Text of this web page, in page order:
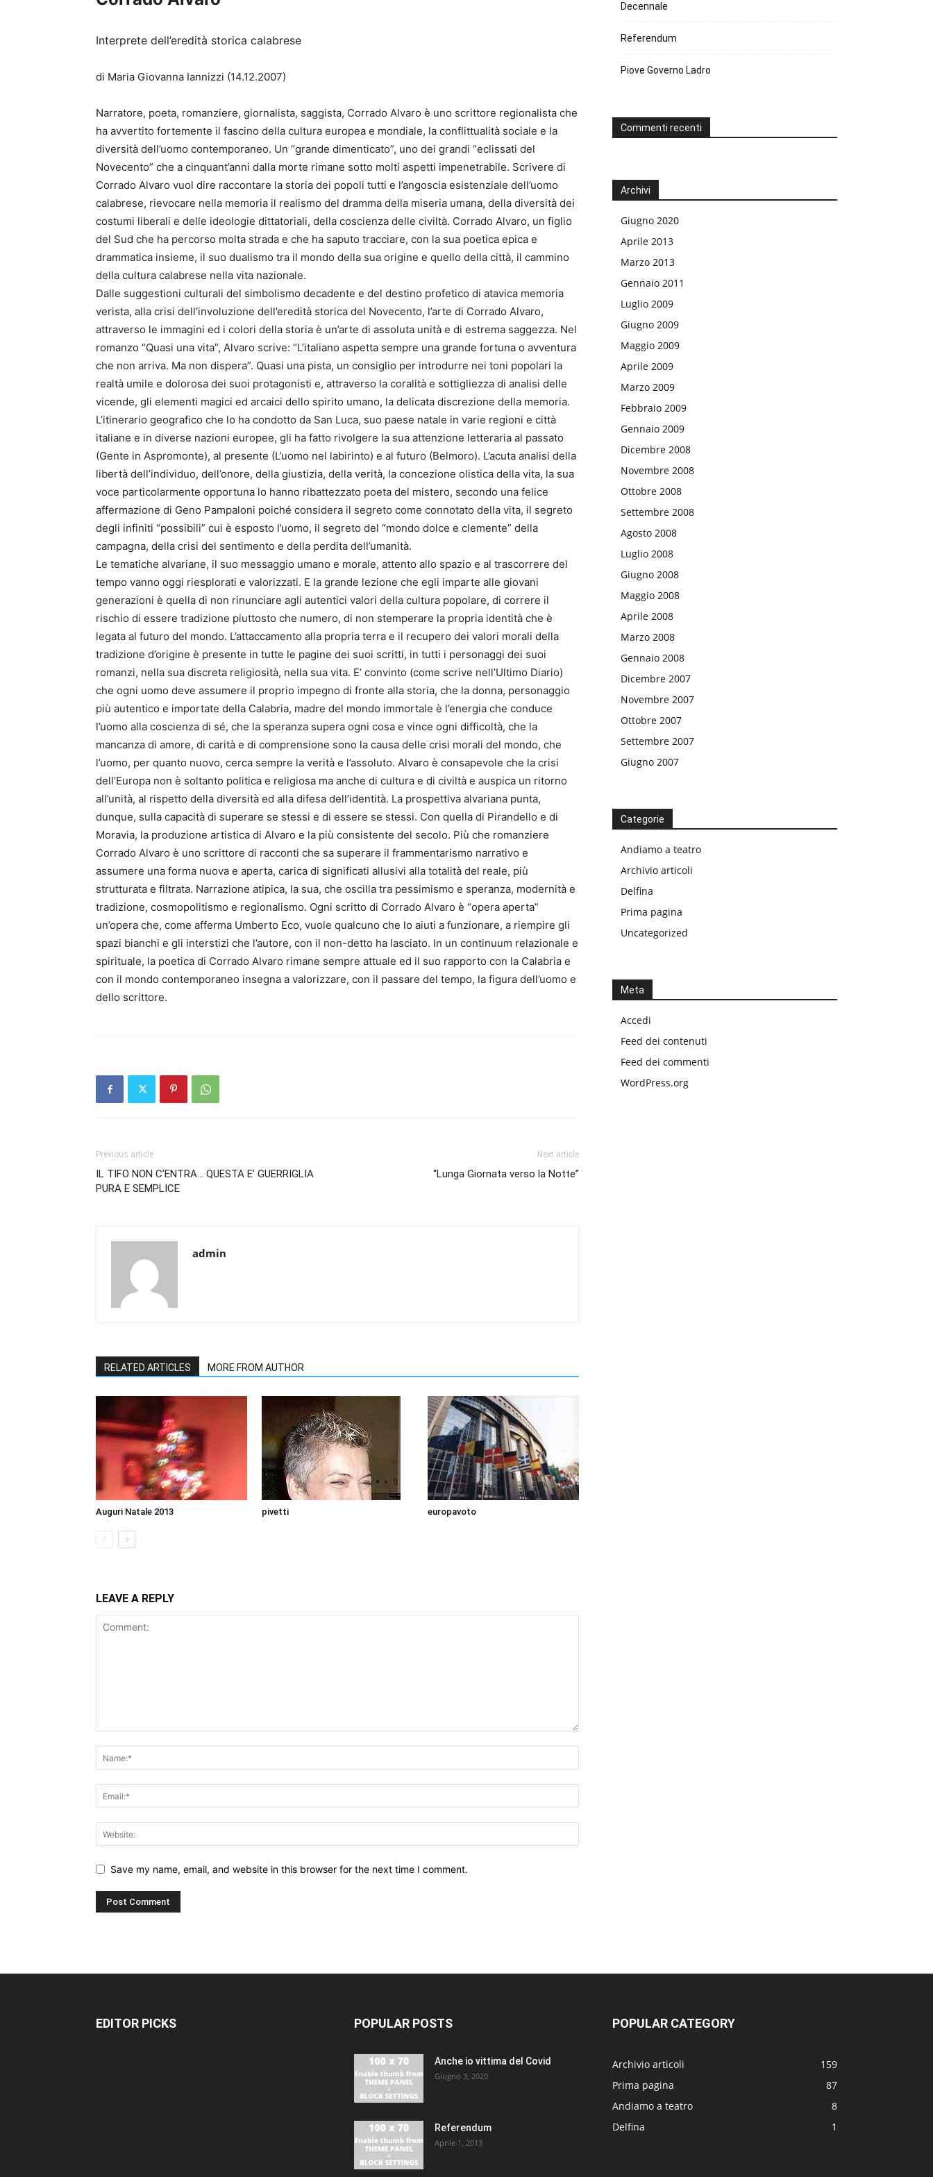
Interprete dell’eredità storica calabrese
di Maria Giovanna Iannizzi (14.12.2007)
Narratore, poeta, romanziere, giornalista, saggista, Corrado Alvaro è uno scrittore regionalista che
ha avvertito fortemente il fascino della cultura europea e mondiale, la conflittualità sociale e la
diversità dell’uomo contemporaneo. Un “grande dimenticato”, uno dei grandi “eclissati del
Novecento” che a cinquant’anni dalla morte rimane sotto molti aspetti impenetrabile. Scrivere di
Corrado Alvaro vuol dire raccontare la storia dei popoli tutti e l’angoscia esistenziale dell’uomo
calabrese, rievocare nella memoria il realismo del dramma della miseria umana, della diversità dei
costumi liberali e delle ideologie dittatoriali, della coscienza delle civiltà. Corrado Alvaro, un figlio
del Sud che ha percorso molta strada e che ha saputo tracciare, con la sua poetica epica e
drammatica insieme, il suo dualismo tra il mondo della sua origine e quello della città, il cammino
della cultura calabrese nella vita nazionale.
Dalle suggestioni culturali del simbolismo decadente e del destino profetico di atavica memoria
verista, alla crisi dell’involuzione dell’eredità storica del Novecento, l’arte di Corrado Alvaro,
attraverso le immagini ed i colori della storia è un’arte di assoluta unità e di estrema saggezza. Nel
romanzo “Quasi una vita”, Alvaro scrive: “L’italiano aspetta sempre una grande fortuna o avventura
che non arriva. Ma non dispera”. Quasi una pista, un consiglio per introdurre nei toni popolari la
realtà umile e dolorosa dei suoi protagonisti e, attraverso la coralità e sottigliezza di analisi delle
vicende, gli elementi magici ed arcaici dello spirito umano, la delicata discrezione della memoria.
L’itinerario geografico che lo ha condotto da San Luca, suo paese natale in varie regioni e città
italiane e in diverse nazioni europee, gli ha fatto rivolgere la sua attenzione letteraria al passato
(Gente in Aspromonte), al presente (L’uomo nel labirinto) e al futuro (Belmoro). L’acuta analisi della
libertà dell’individuo, dell’onore, della giustizia, della verità, la concezione olistica della vita, la sua
voce particolarmente opportuna lo hanno ribattezzato poeta del mistero, secondo una felice
affermazione di Geno Pampaloni poiché considera il segreto come connotato della vita, il segreto
degli infiniti “possibili” cui è esposto l’uomo, il segreto del “mondo dolce e clemente” della
campagna, della crisi del sentimento e della perdita dell’umanità.
Le tematiche alvariane, il suo messaggio umano e morale, attento allo spazio e al trascorrere del
tempo vanno oggi riesplorati e valorizzati. E la grande lezione che egli imparte alle giovani
generazioni è quella di non rinunciare agli autentici valori della cultura popolare, di correre il
rischio di essere tradizione piuttosto che numero, di non stemperare la propria identità che è
legata al futuro del mondo. L’attaccamento alla propria terra e il recupero dei valori morali della
tradizione d’origine è presente in tutte le pagine dei suoi scritti, in tutti i personaggi dei suoi
romanzi, nella sua discreta religiosità, nella sua vita. E’ convinto (come scrive nell’Ultimo Diario)
che ogni uomo deve assumere il proprio impegno di fronte alla storia, che la donna, personaggio
più autentico e importate della Calabria, madre del mondo immortale è l’energia che conduce
l’uomo alla coscienza di sé, che la speranza supera ogni cosa e vince ogni difficoltà, che la
mancanza di amore, di carità e di comprensione sono la causa delle crisi morali del mondo, che
l’uomo, per quanto nuovo, cerca sempre la verità e l’assoluto. Alvaro è consapevole che la crisi
dell’Europa non è soltanto politica e religiosa ma anche di cultura e di civiltà e auspica un ritorno
all’unità, al rispetto della diversità ed alla difesa dell’identità. La prospettiva alvariana punta,
dunque, sulla capacità di superare se stessi e di essere se stessi. Con quella di Pirandello e di
Moravia, la produzione artistica di Alvaro e la più consistente del secolo. Più che romanziere
Corrado Alvaro è uno scrittore di racconti che sa superare il frammentarismo narrativo e
assumere una forma nuova e aperta, carica di significati allusivi alla totalità del reale, più
strutturata e filtrata. Narrazione atipica, la sua, che oscilla tra pessimismo e speranza, modernità e
tradizione, cosmopolitismo e regionalismo. Ogni scritto di Corrado Alvaro è “opera aperta”
un’opera che, come afferma Umberto Eco, vuole qualcuno che lo aiuti a funzionare, a riempire gli
spazi bianchi e gli interstizi che l’autore, con il non-detto ha lasciato. In un continuum relazionale e
spirituale, la poetica di Corrado Alvaro rimane sempre attuale ed il suo rapporto con la Calabria e
con il mondo contemporaneo insegna a valorizzare, con il passare del tempo, la figura dell’uomo e
dello scrittore.
Previous article
IL TIFO NON C’ENTRA… QUESTA E’ GUERRIGLIA
PURA E SEMPLICE
Next article
“Lunga Giornata verso la Notte”
admin
RELATED ARTICLES MORE FROM AUTHOR
Auguri Natale 2013 pivetti europavoto
LEAVE A REPLY
Save my name, email, and website in this browser for the next time I comment.
Decennale
Referendum
Piove Governo Ladro
Commenti recenti
Archivi
Giugno 2020
Aprile 2013
Marzo 2013
Gennaio 2011
Luglio 2009
Giugno 2009
Maggio 2009
Aprile 2009
Marzo 2009
Febbraio 2009
Gennaio 2009
Dicembre 2008
Novembre 2008
Ottobre 2008
Settembre 2008
Agosto 2008
Luglio 2008
Giugno 2008
Maggio 2008
Aprile 2008
Marzo 2008
Gennaio 2008
Dicembre 2007
Novembre 2007
Ottobre 2007
Settembre 2007
Giugno 2007
Categorie
Andiamo a teatro
Archivio articoli
Delfina
Prima pagina
Uncategorized
Meta
Accedi
Feed dei contenuti
Feed dei commenti
WordPress.org
EDITOR PICKS POPULAR POSTS
Anche io vittima del Covid
Giugno 3, 2020
Referendum
Aprile 1, 2013
POPULAR CATEGORY
Archivio articoli
159
Prima pagina
87
Andiamo a teatro
8
Delfina
1